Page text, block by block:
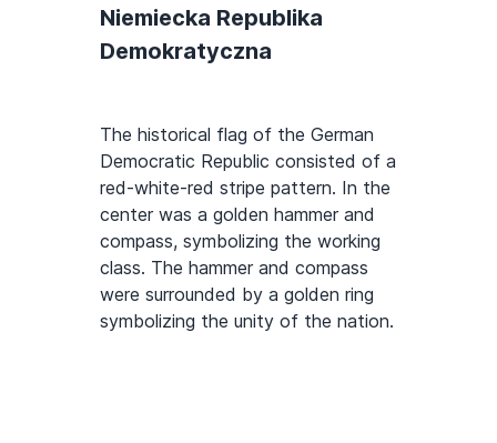
Niemiecka Republika
Demokratyczna
The historical flag of the German
Democratic Republic consisted of a
red-white-red stripe pattern. In the
center was a golden hammer and
compass, symbolizing the working
class. The hammer and compass
were surrounded by a golden ring
symbolizing the unity of the nation.